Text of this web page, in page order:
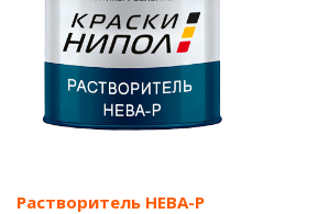
Растворитель НЕВА-Р